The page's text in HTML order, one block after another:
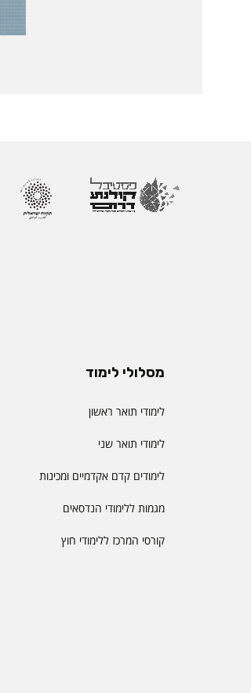
מסלולי לימוד
לימודי תואר ראשון
לימודי תואר שני
לימודים קדם אקדמיים ומכינות
מגמות ללימודי הנדסאים
קורסי המרכז ללימודי חוץ